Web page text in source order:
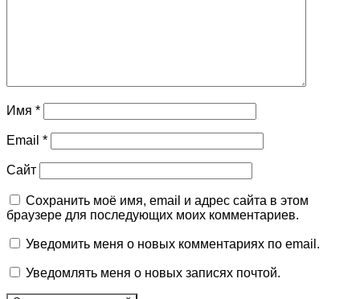
Имя *
Email *
Сайт
Сохранить моё имя, email и адрес сайта в этом
браузере для последующих моих комментариев.
Уведомить меня о новых комментариях по email.
Уведомлять меня о новых записях почтой.